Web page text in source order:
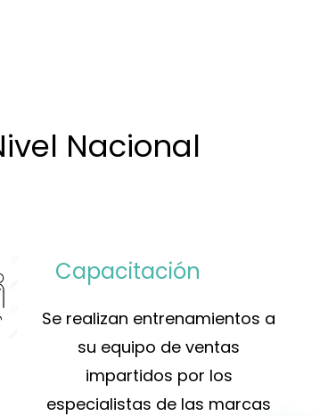
Nacional
Capacitación
Se realizan entrenamientos a
su equipo de ventas
impartidos por los
especialistas de las marcas